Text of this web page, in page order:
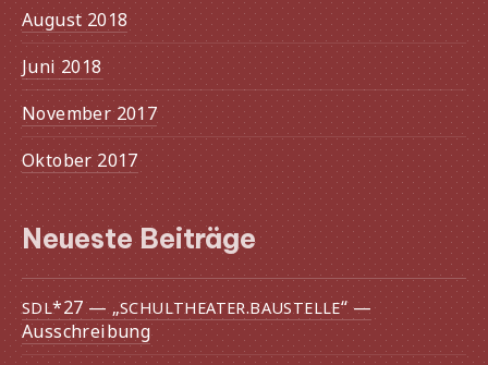
August 2018
Juni 2018
November 2017
Oktober 2017
Neueste Beiträge
SDL*27 — „SCHULTHEATER.BAUSTELLE“ —
Ausschreibung